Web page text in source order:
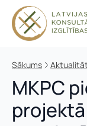
Sākums
MKPC
projektā